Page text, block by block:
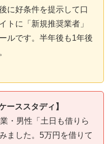
に好条件を提示して口
トに「新規推奨業者」
ルです。半年後も1年後
ーススタディ】
・男性「土日も借りら
ました。5万円を借りて